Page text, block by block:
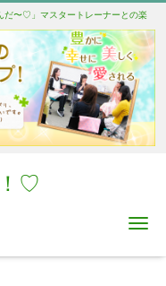
だ〜♡」マスタートレーナーとの楽
♡